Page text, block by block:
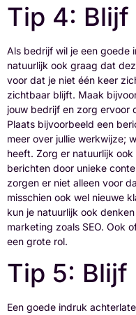
Tip 4:
Als bedrijf wil je een goede
natuurlijk ook graag dat
voor dat je niet één keer
zichtbaar blijft. Maak
jouw bedrijf en zorg ervoor
Plaats bijvoorbeeld een
meer over jullie werkwijze;
heeft. Zorg er natuurlijk
berichten door unieke
zorgen er niet alleen voor
misschien ook wel nieuwe
kun je natuurlijk ook
marketing zoals SEO. Ook
een grote rol.
Tip 5: Blijf
Een goede indruk